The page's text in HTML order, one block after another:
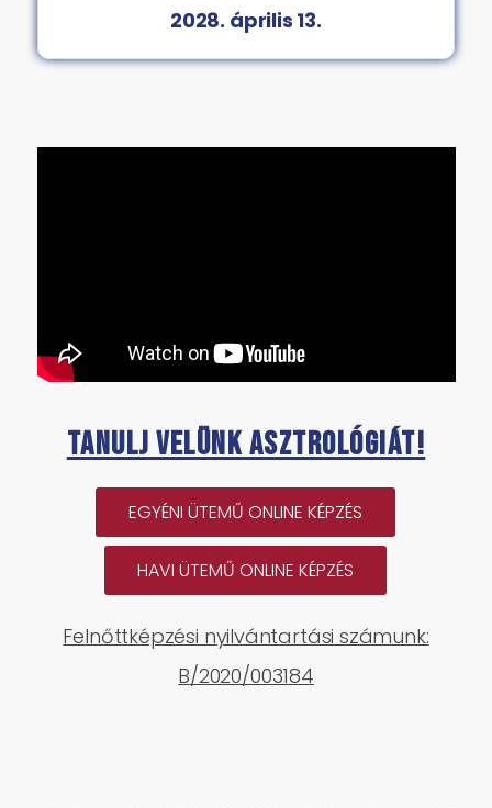
2028. április 13.
Tanulj velünk asztrológiát!
EGYÉNI ÜTEMŰ ONLINE KÉPZÉS
HAVI ÜTEMŰ ONLINE KÉPZÉS
Felnőttképzési nyilvántartási számunk:
B/2020/003184